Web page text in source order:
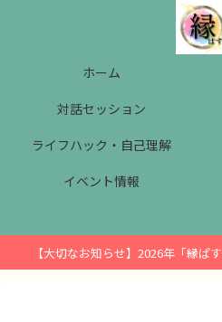
ホーム
対話セッション
ライフハック・自己理解
イベント情報
【大切なお知らせ】2026年「縁ぱ